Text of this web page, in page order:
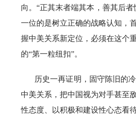
向。“正其末者端其本，善其后
一位的是树立正确的战略认知，
握中美关系新定位，必须在这个
的“第一粒纽扣”。
历史一再证明，固守陈旧的
中美关系，把中国视为对手甚至
性态度、以积极和建设性心态看